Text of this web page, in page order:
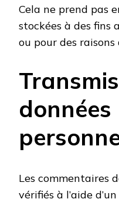
Cela ne prend pas
stockées à des fins
ou pour des raisons
données
Les commentaires
vérifiés à l’aide